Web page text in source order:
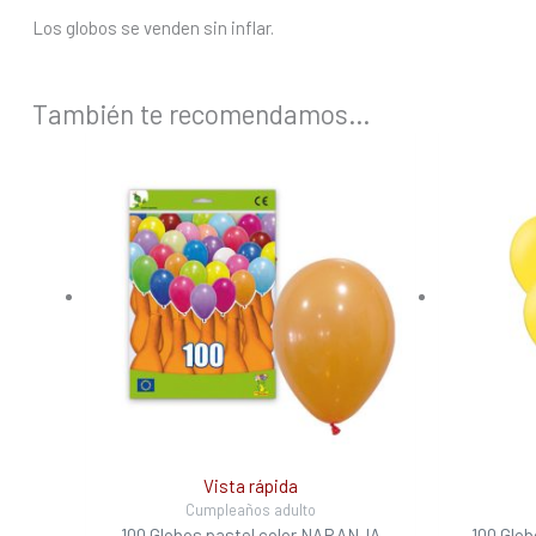
Los globos se venden sin inflar.
También te recomendamos…
Vista rápida
Cumpleaños adulto